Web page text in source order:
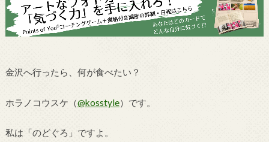
金沢へ行ったら、何が食べたい？
ホラノコウスケ（@kosstyle）です。
私は「のどぐろ」ですよ。